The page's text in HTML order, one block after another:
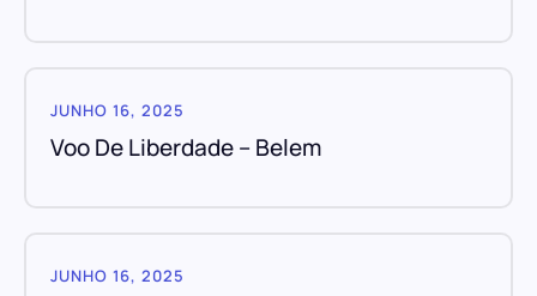
JUNHO 16, 2025
Voo De Liberdade – Belem
JUNHO 16, 2025